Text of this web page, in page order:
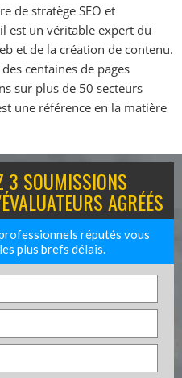
de stratège SEO et
est un véritable expert du
et de la création de contenu.
centaines de pages
sur plus de 50 secteurs
une référence en la matière
3 SOUMISSIONS
AGRÉÉS
réputés vous
plus brefs délais.